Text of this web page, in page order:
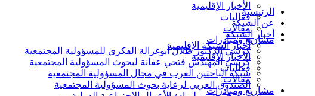
الأخبار الإقليمية
فعاليات
مقالات
مشاريع ومبادرات
كرسي الدكتور طلال أبوغزالة الفكري للمسؤولية المجتمعية
كرسي المهندس فتحي عفانة لبحوث المسؤولية المجتمعية
شبكة الباحثين العرب في مجال المسؤولية المجتمعية
الصندوق العربي لرعاية بحوث المسؤولية المجتمعية
الرئيسية
عن الشبكة
أخبار الشبكة
أخبار الشبكة الإقليمية
الأخبار الإقليمية
فعاليات
مقالات
مشاريع ومبادرات